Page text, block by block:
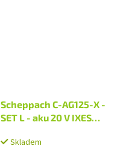
Scheppach C-AG125-X -
SET L - aku 20 V IXES
baterie + nabíječka 2,4 A
Skladem